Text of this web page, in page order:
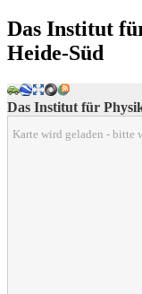
Das Institut
Heide-Süd
Das Institut für
Karte wird geladen - bitte